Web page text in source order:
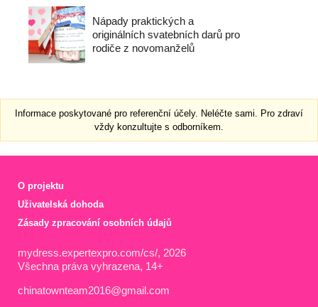
Nápady praktických a
originálních svatebních darů pro
rodiče z novomanželů
Informace poskytované pro referenční účely. Neléčte sami. Pro zdraví
vždy konzultujte s odborníkem.
O projektu
Uživatelská dohoda
Zásady zpracování osobních údajů
mydress.expertexpro.com/cs/, 2026
Všechna práva vyhrazena, 14+
chinatownteam2016@gmail.com